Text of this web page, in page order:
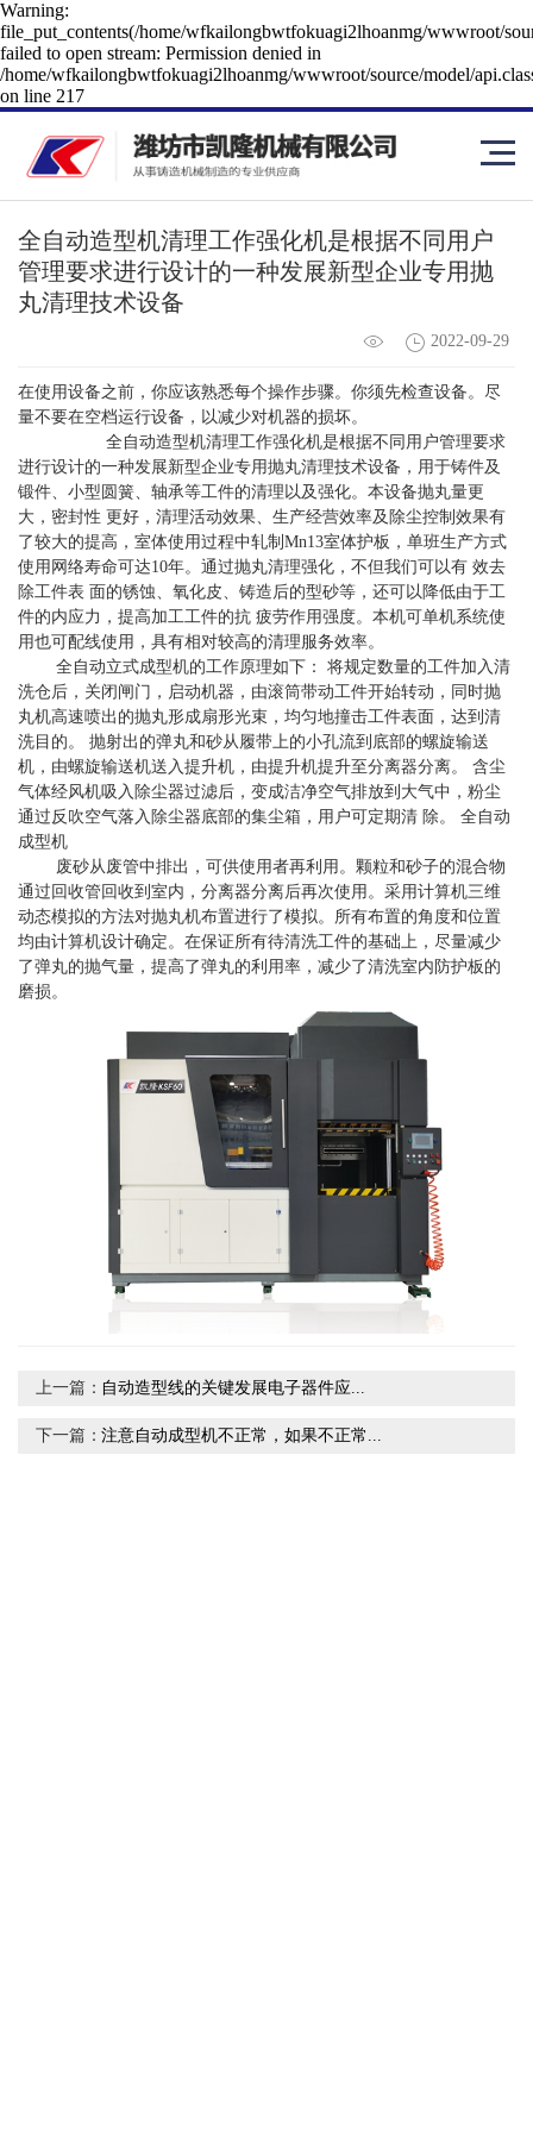
Warning:
file_put_contents(/home/wfkailongbwtfokuagi2lhoanmg/wwwroot/
failed to open stream: Permission denied in
/home/wfkailongbwtfokuagi2lhoanmg/wwwroot/source/model/
on line 217
全自动造型机清理工作强化机是根据不同用户
管理要求进行设计的一种发展新型企业专用抛
丸清理技术设备
2022-09-29
在使用设备之前，你应该熟悉每个操作步骤。你须先检查设备。尽
量不要在空档运行设备，以减少对机器的损坏。
全自动造型机清理工作强化机是根据不同用户管理要求
进行设计的一种发展新型企业专用抛丸清理技术设备，用于铸件及
锻件、小型圆簧、轴承等工件的清理以及强化。本设备抛丸量更
大，密封性 更好，清理活动效果、生产经营效率及除尘控制效果有
了较大的提高，室体使用过程中轧制Mn13室体护板，单班生产方式
使用网络寿命可达10年。通过抛丸清理强化，不但我们可以有 效去
除工件表 面的锈蚀、氧化皮、铸造后的型砂等，还可以降低由于工
件的内应力，提高加工工件的抗 疲劳作用强度。本机可单机系统使
用也可配线使用，具有相对较高的清理服务效率。
全自动立式成型机的工作原理如下： 将规定数量的工件加入清
洗仓后，关闭闸门，启动机器，由滚筒带动工件开始转动，同时抛
丸机高速喷出的抛丸形成扇形光束，均匀地撞击工件表面，达到清
洗目的。 抛射出的弹丸和砂从履带上的小孔流到底部的螺旋输送
机，由螺旋输送机送入提升机，由提升机提升至分离器分离。 含尘
气体经风机吸入除尘器过滤后，变成洁净空气排放到大气中，粉尘
通过反吹空气落入除尘器底部的集尘箱，用户可定期清 除。 全自动
成型机
废砂从废管中排出，可供使用者再利用。颗粒和砂子的混合物
通过回收管回收到室内，分离器分离后再次使用。采用计算机三维
动态模拟的方法对抛丸机布置进行了模拟。所有布置的角度和位置
均由计算机设计确定。在保证所有待清洗工件的基础上，尽量减少
了弹丸的抛气量，提高了弹丸的利用率，减少了清洗室内防护板的
磨损。
上一篇： 自动造型线的关键发展电子器件应...
下一篇：注意自动成型机不正常，如果不正常...